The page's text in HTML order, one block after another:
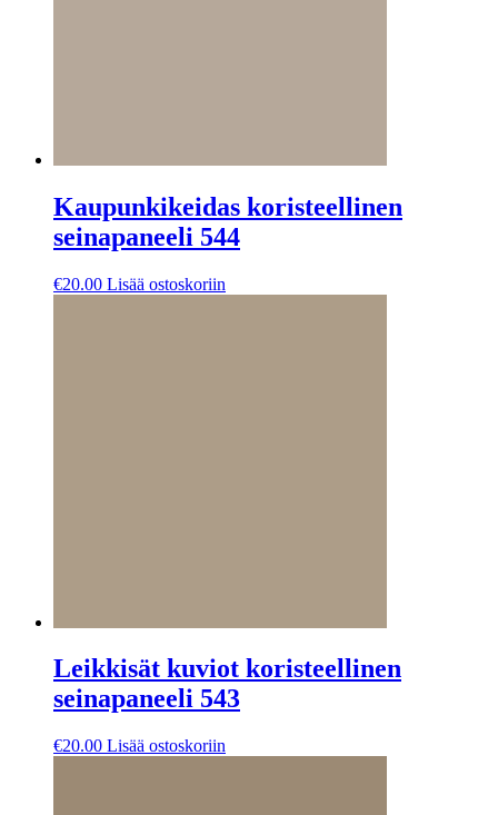
Kaupunkikeidas koristeellinen
seinapaneeli 544
€20.00 Lisää ostoskoriin
Leikkisät kuviot koristeellinen
seinapaneeli 543
€20.00 Lisää ostoskoriin